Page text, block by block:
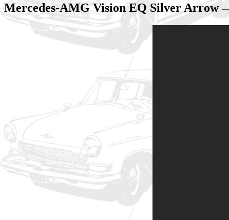
Mercedes-AMG Vision EQ Silver Arrow